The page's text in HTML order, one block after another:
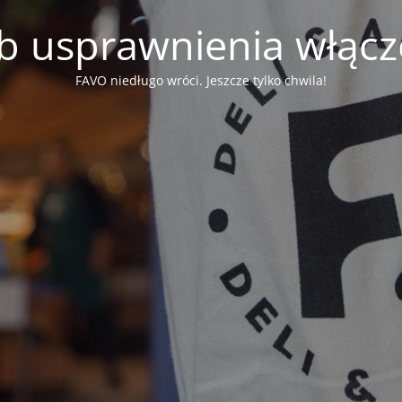
usprawnienia
FAVO niedługo wróci. Jeszcze tylko chwila!